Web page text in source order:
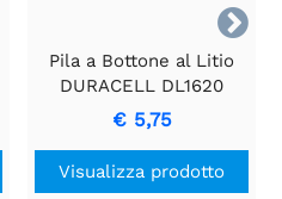

Pila a Bottone al Litio
DURACELL DL1620
€ 5,75
Visualizza prodotto